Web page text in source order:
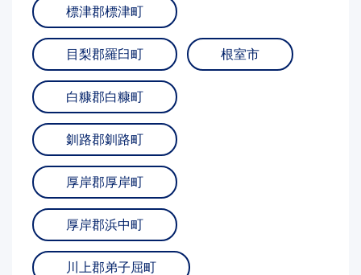
標津郡標津町
目梨郡羅臼町 根室市
白糠郡白糠町
釧路郡釧路町
厚岸郡厚岸町
厚岸郡浜中町
川上郡弟子屈町